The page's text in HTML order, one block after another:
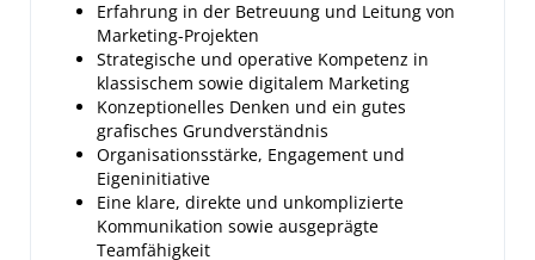
Erfahrung in der Betreuung und Leitung von
Marketing-Projekten
Strategische und operative Kompetenz in
klassischem sowie digitalem Marketing
Konzeptionelles Denken und ein gutes
grafisches Grundverständnis
Organisationsstärke, Engagement und
Eigeninitiative
Eine klare, direkte und unkomplizierte
Kommunikation sowie ausgeprägte
Teamfähigkeit